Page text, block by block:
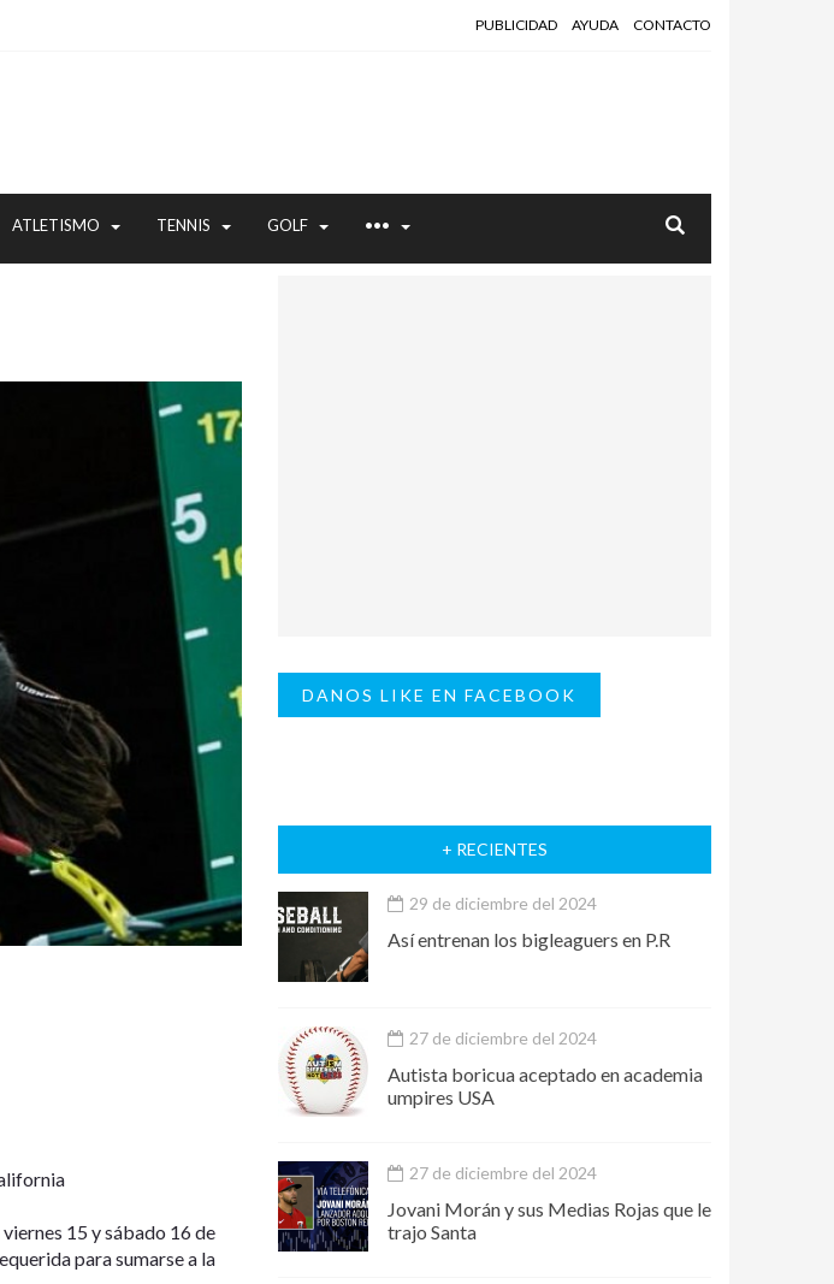
PUBLICIDAD AYUDA CONTACTO
ATLETISMO TENNIS GOLF •••
15 y sábado 16 de
para sumarse a la
DANOS LIKE EN FACEBOOK
+ RECIENTES
29 de diciembre del 2024
Así entrenan los bigleaguers en P.R
27 de diciembre del 2024
Autista boricua aceptado en academia
umpires USA
27 de diciembre del 2024
Jovani Morán y sus Medias Rojas que le
trajo Santa